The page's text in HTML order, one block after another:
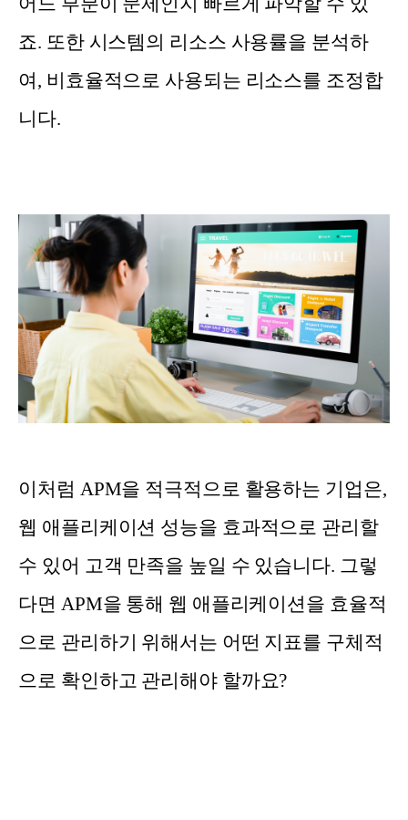
죠. 또한 시스템의 리소스 사용률을 분석하
여, 비효율적으로 사용되는 리소스를 조정합
니다.
이처럼 APM을 적극적으로 활용하는 기업은,
웹 애플리케이션 성능을 효과적으로 관리할
수 있어 고객 만족을 높일 수 있습니다. 그렇
다면 APM을 통해 웹 애플리케이션을 효율적
으로 관리하기 위해서는 어떤 지표를 구체적
으로 확인하고 관리해야 할까요?